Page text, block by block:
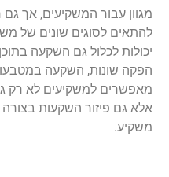
מגוון עבור המשקיעים, אך
להתאים לסוגים שונים של
יכולות לכלול גם השקעה
הפקה שונות, השקעה במטבעות
מאפשרים למשקיעים לא רק
אלא גם פיזור השקעות
משקיע.